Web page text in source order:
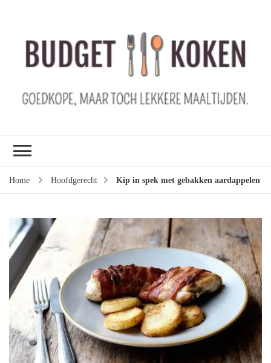
Home Hoofdgerecht Kip in spek met gebakken aardappelen